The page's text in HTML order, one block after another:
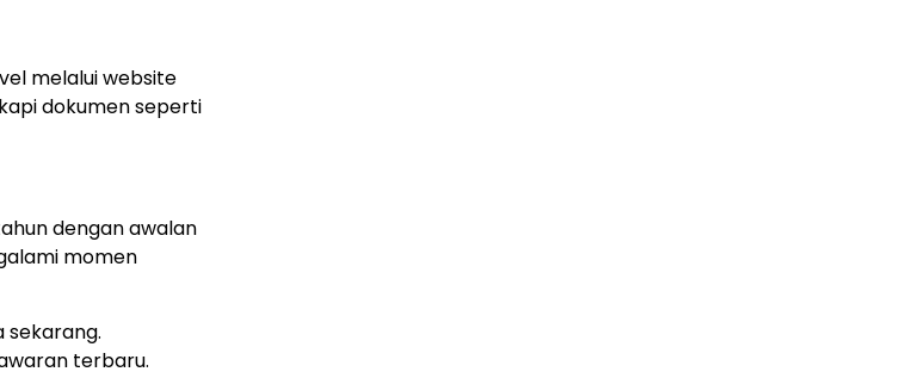
melalui website
dokumen seperti
dengan awalan
momen
sekarang.
terbaru.